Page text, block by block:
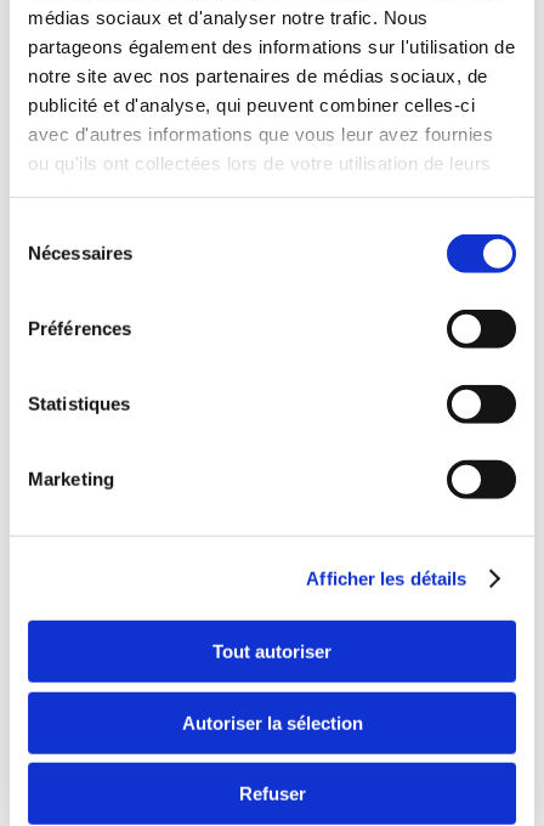
médias sociaux et d'analyser notre trafic. Nous
partageons également des informations sur l'utilisation de
notre site avec nos partenaires de médias sociaux, de
publicité et d'analyse, qui peuvent combiner celles-ci
avec d'autres informations que vous leur avez fournies
ou qu'ils ont collectées lors de votre utilisation de leurs
Nécessaires
Préférences
Statistiques
Marketing
Afficher les détails
Tout autoriser
Autoriser la sélection
Refuser
Pleaseaccept marketing cookiesto view this Vimeo
Mark Hollier au sujet d’ASIMUT dans une école d’arts
accept marketing cookiesto view this Vimeo
content.